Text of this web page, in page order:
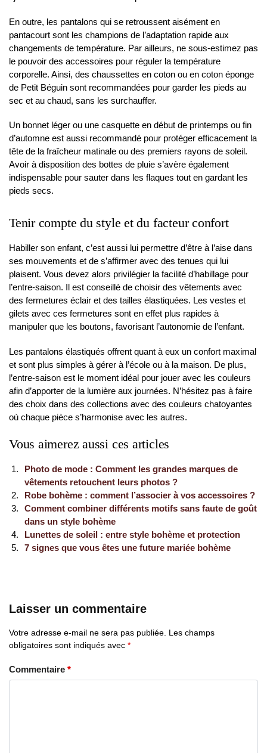
En outre, les pantalons qui se retroussent aisément en
pantacourt sont les champions de l’adaptation rapide aux
changements de température. Par ailleurs, ne sous-estimez pas
le pouvoir des accessoires pour réguler la température
corporelle. Ainsi, des chaussettes en coton ou en coton éponge
de Petit Béguin sont recommandées pour garder les pieds au
sec et au chaud, sans les surchauffer.
Un bonnet léger ou une casquette en début de printemps ou fin
d’automne est aussi recommandé pour protéger efficacement la
tête de la fraîcheur matinale ou des premiers rayons de soleil.
Avoir à disposition des bottes de pluie s’avère également
indispensable pour sauter dans les flaques tout en gardant les
pieds secs.
Tenir compte du style et du facteur confort
Habiller son enfant, c’est aussi lui permettre d’être à l’aise dans
ses mouvements et de s’affirmer avec des tenues qui lui
plaisent. Vous devez alors privilégier la facilité d’habillage pour
l’entre-saison. Il est conseillé de choisir des vêtements avec
des fermetures éclair et des tailles élastiquées. Les vestes et
gilets avec ces fermetures sont en effet plus rapides à
manipuler que les boutons, favorisant l’autonomie de l’enfant.
Les pantalons élastiqués offrent quant à eux un confort maximal
et sont plus simples à gérer à l’école ou à la maison. De plus,
l’entre-saison est le moment idéal pour jouer avec les couleurs
afin d’apporter de la lumière aux journées. N’hésitez pas à faire
des choix dans des collections avec des couleurs chatoyantes
où chaque pièce s’harmonise avec les autres.
Vous aimerez aussi ces articles
Photo de mode : Comment les grandes marques de
vêtements retouchent leurs photos ?
Robe bohème : comment l’associer à vos accessoires ?
Comment combiner différents motifs sans faute de goût
dans un style bohème
Lunettes de soleil : entre style bohème et protection
7 signes que vous êtes une future mariée bohème
Laisser un commentaire
Votre adresse e-mail ne sera pas publiée. Les champs
obligatoires sont indiqués avec *
Commentaire *